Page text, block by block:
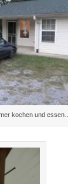
kochen und essen…